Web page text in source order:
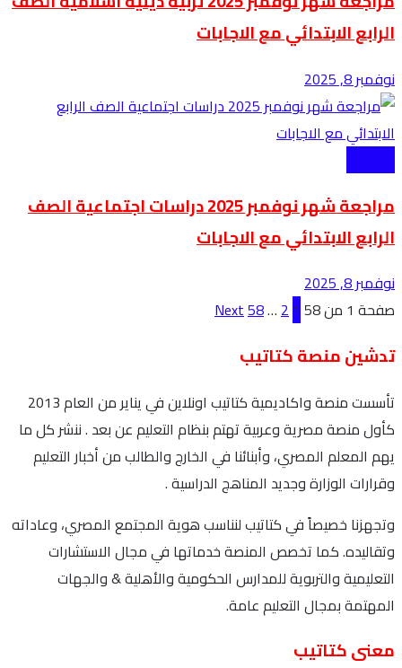
الرابع الابتدائي مع الاجابات
نوفمبر 8, 2025
مراجعة شهر نوفمبر 2025 دراسات اجتماعية الصف
الرابع الابتدائي مع الاجابات
نوفمبر 8, 2025
صفحة 1 من 58
1
2
…
58
Next
تدشين منصة كتاتيب
تأسست منصة واكاديمية كتاتيب اونلاين في يناير من العام 2013
كأول منصة مصرية وعربية تهتم بنظام التعليم عن بعد . ننشر كل ما
يهم المعلم المصري، وأبنائنا في الخارج والطالب من أخبار التعليم
وقرارات الوزارة وجديد المناهج الدراسية .
وتجهزنا خصيصاً في كتاتيب لنناسب هوية المجتمع المصري، وعاداته
وتقاليده. كما تخصص المنصة خدماتها في مجال الاستشارات
التعليمية والتربوية للمدارس الحكومية والأهلية & والجهات
المهتمة بمجال التعليم عامة.
معنى كتاتيب